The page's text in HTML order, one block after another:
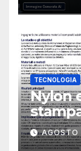
TECNOLOGIA
Nylon
dal